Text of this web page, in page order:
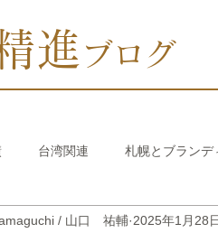
進 ブログ
台湾関連 札幌とブランデ
とうきび繊維のストロー 中国
/ 山口 祐輔 2025年1月28